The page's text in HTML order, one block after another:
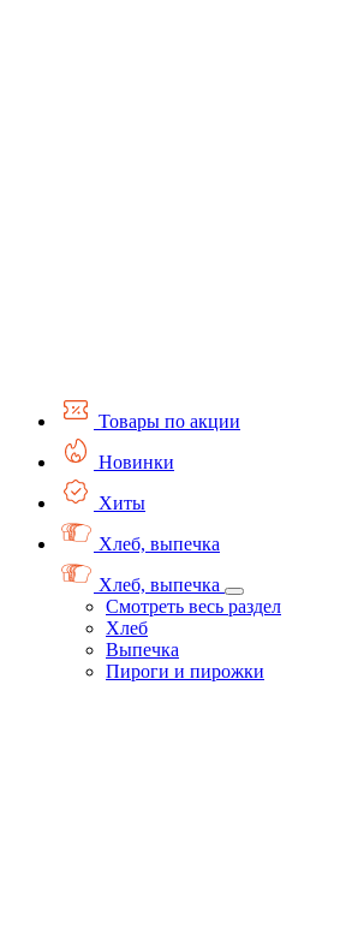
Товары по акции
Новинки
Хиты
Хлеб, выпечка
Хлеб, выпечка
Смотреть весь раздел
Хлеб
Выпечка
Пироги и пирожки